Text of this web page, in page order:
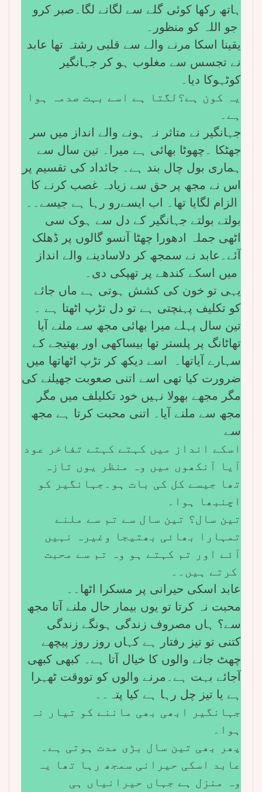
ہاتھ رکھا کوئی گلے سے لگانے لگا۔صبر کرو
یقینا اسکا مرنے والے سے قلبی رشتہ تھا عابد
نے تجسس سے مغلوب ہو کر جہانگیر
کوٹہوکا دیا۔
یہ کون ہے؟لگتا ہے اسے بہت صدمہ ہوا
ہے۔
جہانگیر نے متاثر نہ ہونے والے انداز میں سر
جھٹکا ۔چھوٹا بھائی ہے میرا۔ تین سال سے
ہماری بول چال بند ہے۔ جائداد کی تقسیم پر
اس نے مجھ پر حق سے زیادہ غصب کرنے کا
بولتے بولتے جہانگیر کے دل سے ہوک سی
اٹھی جملہ ادھورا چھٹا آنسو گالوں پر ڈھلک
آئے۔عابد نے سمجھ کر دلاسادینے والے انداز
یہی تو خون کی کشش ہوتی ہے ماں جائے
کو تکلیف پہنچتی ہے تو دل تڑپ اٹھتا ہے ۔
تین سال پہلے میرا بھائی مجھ سے ملنے آیا
تھاٹانگ پر پلستر تھا بیساکھی اور بھتیجے کے
سہارے آیاتھا۔ اسے دیکھ کر تڑپ اٹھاتھا میں
ضرورت کیا تھی اسے اتنی صعوبت جھیلنے کی
مگر مجھے بھولا نہیں خود تکلیلف میں مگر
مجھ سے ملنے آیا۔ اتنی محبت کرتا ہے مجھ
سے
اسکے انداز میں کہتے کہتے تفاخر عود
آیا آنکھوں میں وہ منظر یوں تازہ
تھا جیسے کل کی بات ہو۔جہانگیر کو
اچنبھا ہوا۔
تین سال؟ تین سال سے تم سے ملنے
تمہارا بھائی بھتیجا وغیرہ نہیں
آئے اور تم کہتے ہو وہ تم سے محبت
عابد اسکی حیرانی پر مسکرا اٹھا۔۔
محبت نہ کرتا تو یوں بیمار حال ملنے آتا مجھ
سے؟ ہاں مصروف زندگی ہونگے زندگی
کتنی تو تیز رفتار ہے کہاں روز روز پیچھے
چھٹ جانے والوں کا خیال آتا ہے۔ کبھی کبھی
آجائے بہت ہے۔مرنے والوں کو تووقت ٹھہرا
ہے یا تیز چل رہا ہے کیا پتہ۔۔
جہانگیر ابھی بھی ماننے کو تیار نہ
ہوا۔
پھر بھی تین سال بڑی مدت ہوتی ہے۔
عابد اسکی حیرانی سمجھ رہا تھا یہ
وہ منزل ہے جہاں حیرانیاں ہی